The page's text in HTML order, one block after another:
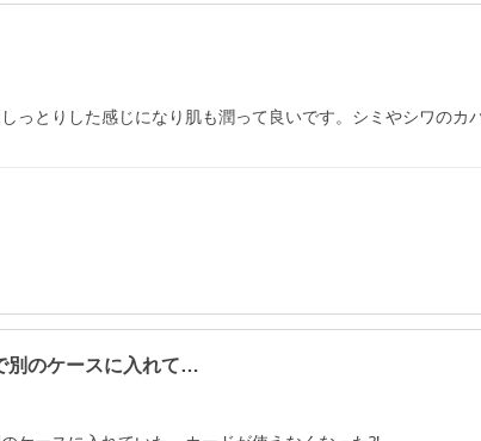
っとりした感じになり肌も潤って良いです。シミやシワのカ
別のケースに入れて…